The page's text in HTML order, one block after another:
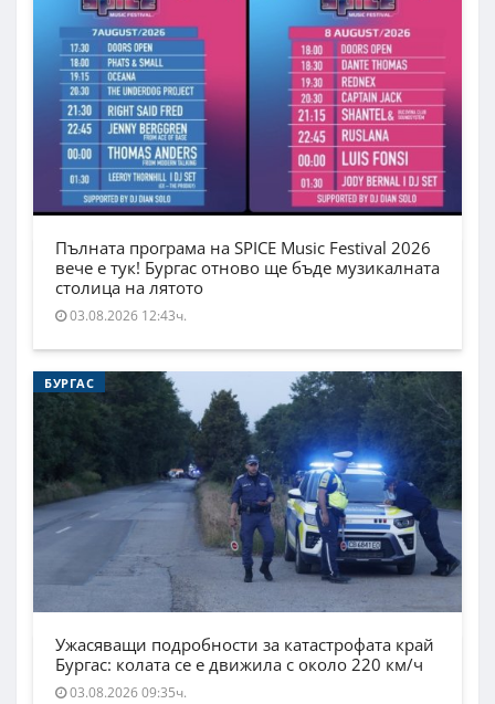
Пълната програма на SPICE Music Festival 2026
вече е тук! Бургас отново ще бъде музикалната
столица на лятото
03.08.2026 12:43ч.
БУРГАС
Ужасяващи подробности за катастрофата край
Бургас: колата се е движила с около 220 км/ч
03.08.2026 09:35ч.